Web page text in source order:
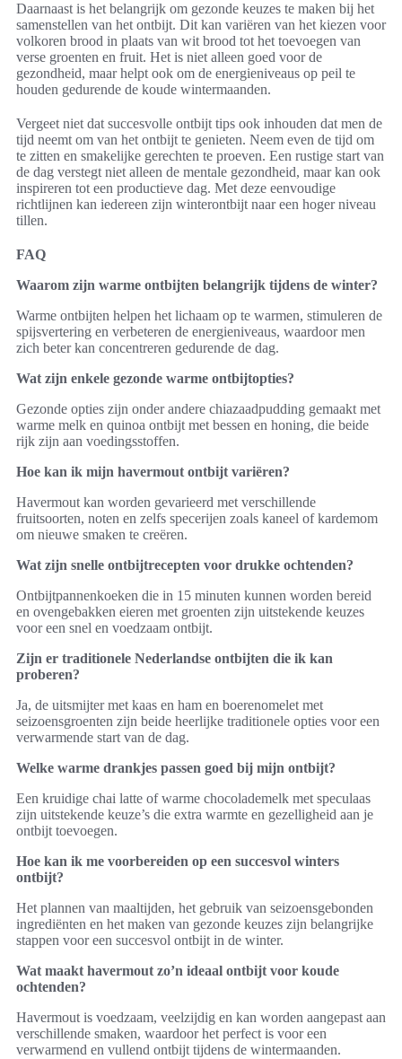
Daarnaast is het belangrijk om gezonde keuzes te maken bij het
samenstellen van het ontbijt. Dit kan variëren van het kiezen voor
volkoren brood in plaats van wit brood tot het toevoegen van
verse groenten en fruit. Het is niet alleen goed voor de
gezondheid, maar helpt ook om de energieniveaus op peil te
houden gedurende de koude wintermaanden.
Vergeet niet dat succesvolle ontbijt tips ook inhouden dat men de
tijd neemt om van het ontbijt te genieten. Neem even de tijd om
te zitten en smakelijke gerechten te proeven. Een rustige start van
de dag verstegt niet alleen de mentale gezondheid, maar kan ook
inspireren tot een productieve dag. Met deze eenvoudige
richtlijnen kan iedereen zijn winterontbijt naar een hoger niveau
tillen.
FAQ
Waarom zijn warme ontbijten belangrijk tijdens de winter?
Warme ontbijten helpen het lichaam op te warmen, stimuleren de
spijsvertering en verbeteren de energieniveaus, waardoor men
zich beter kan concentreren gedurende de dag.
Wat zijn enkele gezonde warme ontbijtopties?
Gezonde opties zijn onder andere chiazaadpudding gemaakt met
warme melk en quinoa ontbijt met bessen en honing, die beide
rijk zijn aan voedingsstoffen.
Hoe kan ik mijn havermout ontbijt variëren?
Havermout kan worden gevarieerd met verschillende
fruitsoorten, noten en zelfs specerijen zoals kaneel of kardemom
om nieuwe smaken te creëren.
Wat zijn snelle ontbijtrecepten voor drukke ochtenden?
Ontbijtpannenkoeken die in 15 minuten kunnen worden bereid
en ovengebakken eieren met groenten zijn uitstekende keuzes
voor een snel en voedzaam ontbijt.
Zijn er traditionele Nederlandse ontbijten die ik kan
proberen?
Ja, de uitsmijter met kaas en ham en boerenomelet met
seizoensgroenten zijn beide heerlijke traditionele opties voor een
verwarmende start van de dag.
Welke warme drankjes passen goed bij mijn ontbijt?
Een kruidige chai latte of warme chocolademelk met speculaas
zijn uitstekende keuze’s die extra warmte en gezelligheid aan je
ontbijt toevoegen.
Hoe kan ik me voorbereiden op een succesvol winters
ontbijt?
Het plannen van maaltijden, het gebruik van seizoensgebonden
ingrediënten en het maken van gezonde keuzes zijn belangrijke
stappen voor een succesvol ontbijt in de winter.
Wat maakt havermout zo’n ideaal ontbijt voor koude
ochtenden?
Havermout is voedzaam, veelzijdig en kan worden aangepast aan
verschillende smaken, waardoor het perfect is voor een
verwarmend en vullend ontbijt tijdens de wintermaanden.